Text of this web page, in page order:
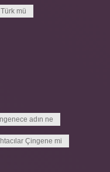
mü
adın ne
Çingene mi